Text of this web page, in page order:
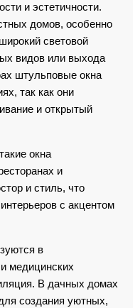
и эстетичности.
домов, особенно
световой
видов или выхода
штульповые окна
так как они
и открытый
окна
и
и стиль, что
с акцентом
в
медицинских
В дачных домах
создания уютных,